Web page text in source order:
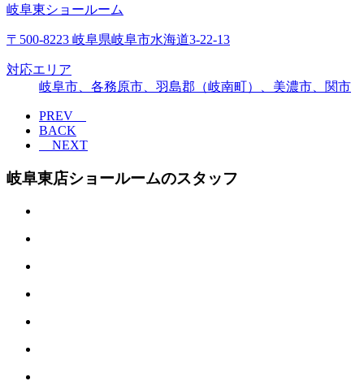
岐阜東ショールーム
〒500-8223 岐阜県岐阜市水海道3-22-13
対応エリア
岐阜市、各務原市、羽島郡（岐南町）、美濃市、関市
PREV
BACK
NEXT
岐阜東店ショールームのスタッフ